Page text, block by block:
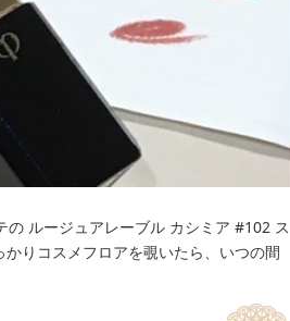
ルージュアレーブル カシミア #102 ス
りコスメフロアを覗いたら、いつの間